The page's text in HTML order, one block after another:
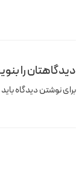
دیدگاهتان را
برای نوشتن دیدگاه باید